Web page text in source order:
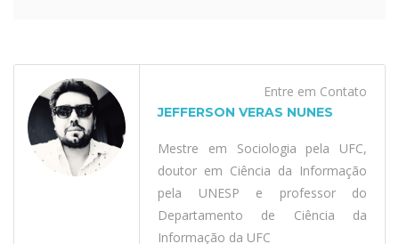
Entre em Contato
JEFFERSON VERAS NUNES
Mestre em Sociologia pela UFC,
doutor em Ciência da Informação
pela UNESP e professor do
Departamento de Ciência da
Informação da UFC